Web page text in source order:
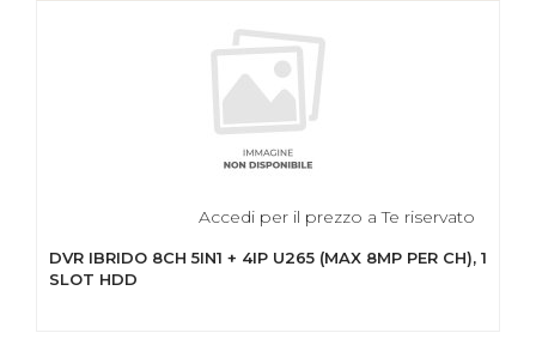
Accedi per il prezzo a Te riservato
DVR IBRIDO 8CH 5IN1 + 4IP U265 (MAX 8MP PER CH), 1
SLOT HDD